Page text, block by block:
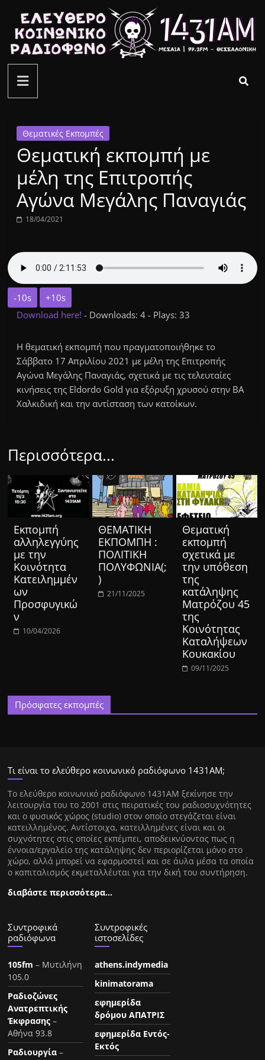
περιεχόμενο
ελεύθερο
κοινωνικό
ραδιόφωνο
1431AM
Θεματικές Εκπομπές
Θεματική εκπομπή με
μέλη της Επιτροπής
Αγώνα Μεγάλης Παναγιάς
18/04/2021
-10s
+10s
Download here!- Downloads: 4 - Plays: 33
Η θεματική εκπομπή που πραγματοποιήθηκε το
Σάββατο 17 Απριλίου 2021 με μέλη της Επιτροπής
Αγώνα Μεγάλης Παναγιάς, σχετικά με τις τελευταίες
κινήσεις της Eldordo Gold για εξόρυξη χρυσού στην ΒΑ
Χαλκιδική και την αντίσταση των κατοίκων.
Περισσότερα...
Eκπομπή
αλληλεγγύης
με την
Κοινότητα
Κατειλημμέν
ων
Προσφυγικώ
ν
10/04/2026
ΘΕΜΑΤΙΚΗ
ΕΚΠΟΜΠΗ :
ΠΟΛΙΤΙΚΗ
ΠΟΛΥΦΩΝΙΑ(;
)
21/11/2025
Θεματική
εκπομπή
σχετικά με
την υπόθεση
της
κατάληψης
Ματρόζου 45
της
Κοινότητας
Καταλήψεων
Κουκακίου
09/11/2025
Πρόσφατες εκπομπές
Τι είναι το ελεύθερο κοινωνικό ραδιόφωνο 1431ΑΜ;
Tο ελεύθερο κοινωνικό ραδιόφωνο 1431AM ξεκίνησε την
λειτουργία του το 2001 στις πειρατικές του ραδιοσυχνότητες
και ο φυσικός χώρος (studio) στον οποίο στεγάζεται είναι
κατειλλημένος. Αντίστοιχα, κατειλλημένες είναι και οι
συχνότητες στις οποίες εκπέμπει, αποδεικνύοντας πως η
έννοια/εργαλείο της κατάληψης δεν περιορίζεται μόνο στο
χώρο, αλλά μπορεί να εφαρμοστεί και σε άυλα μέσα τα οποία
ο καπιταλισμός εκμεταλλέυται για την δική του συντήρηση.
διαβάστε περισσότερα…
Συντροφικά
ραδιόφωνα
105fm – Μυτιλήνη
105.0
Ραδιοζώνες
Ανατρεπτικής
Έκφρασης –
Αθήνα 93.8
Ραδιουργία –
Συντροφικές
ιστοσελίδες
athens.indymedia
kinimatorama
εφημερίδα
δρόμου ΑΠΑΤΡΙΣ
εφημερίδα Εντός-
Εκτός